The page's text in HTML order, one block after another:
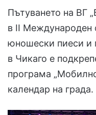
Пътуването на ВГ
в II Международен
юношески пиеси и
в Чикаго е
програма
календар на града.